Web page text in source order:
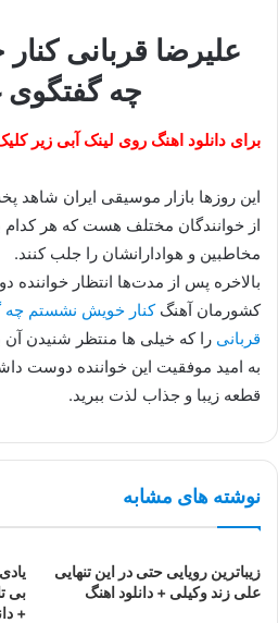
علیرضا قربانی
چه گفتگوی
برای دانلود اهنگ روی لینک آبی زیر
این روزها بازار موسیقی ایران شاهد
از خوانندگان مختلف هست که هر
مخاطبین و هوادارانشان را جلب کنند.
بالاخره پس از مدت‌ها انتظار
کشورمان آهنگکنار خویش نشستم چه
قربانی را که خیلی ها منتظر شنیدن
به امید موفقیت این خواننده دوست
قطعه زیبا و جذاب لذت ببرید.
نوشته های مشابه
زیباترین رویایی حتی در این تنهایی
علی زند وکیلی + دانلود اهنگ
بی
+